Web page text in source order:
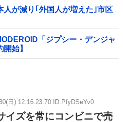
人が減り｢外国人が増えた｣市区
「ジプシー・デンジャ
始】
日) 12:16:23.70 ID:PfyDSeYv0
イズを常にコンビニで売